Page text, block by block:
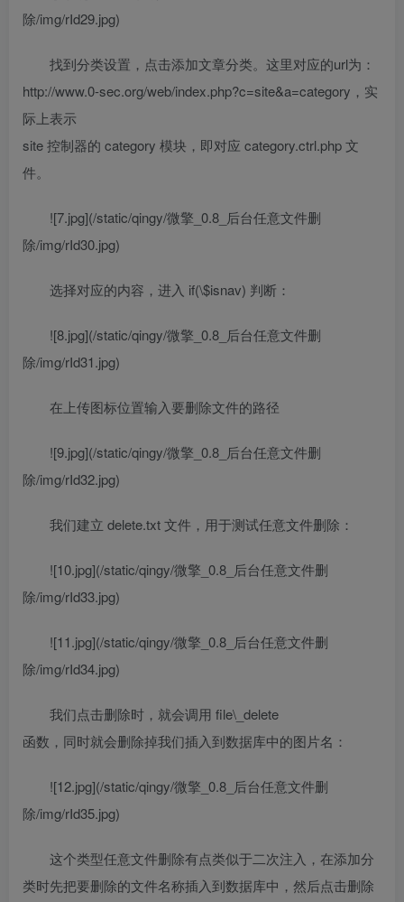
除/img/rId29.jpg)
找到分类设置，点击添加文章分类。这里对应的url为：
http://www.0-sec.org/web/index.php?c=site&a=category，实
际上表示
site 控制器的 category 模块，即对应 category.ctrl.php 文
件。
![7.jpg](/static/qingy/微擎_0.8_后台任意文件删
除/img/rId30.jpg)
选择对应的内容，进入 if(\$isnav) 判断：
![8.jpg](/static/qingy/微擎_0.8_后台任意文件删
除/img/rId31.jpg)
在上传图标位置输入要删除文件的路径
![9.jpg](/static/qingy/微擎_0.8_后台任意文件删
除/img/rId32.jpg)
我们建立 delete.txt 文件，用于测试任意文件删除：
![10.jpg](/static/qingy/微擎_0.8_后台任意文件删
除/img/rId33.jpg)
![11.jpg](/static/qingy/微擎_0.8_后台任意文件删
除/img/rId34.jpg)
我们点击删除时，就会调用 file\_delete
函数，同时就会删除掉我们插入到数据库中的图片名：
![12.jpg](/static/qingy/微擎_0.8_后台任意文件删
除/img/rId35.jpg)
这个类型任意文件删除有点类似于二次注入，在添加分
类时先把要删除的文件名称插入到数据库中，然后点击删除